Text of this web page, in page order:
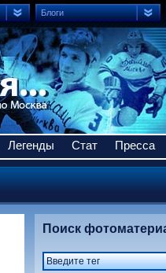
Блоги
Легенды Стат Пресса
Поиск